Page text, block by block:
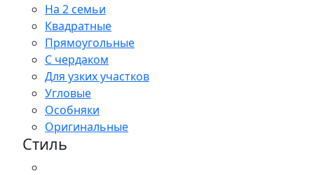
На 2 семьи
Квадратные
Прямоугольные
С чердаком
Для узких участков
Угловые
Особняки
Оригинальные
Стиль